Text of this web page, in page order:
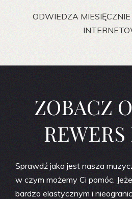
ODWIEDZA
ZOBACZ
Sprawdź jaka jest nasza
w czym możemy Ci pomóc.
bardzo elastycznym i